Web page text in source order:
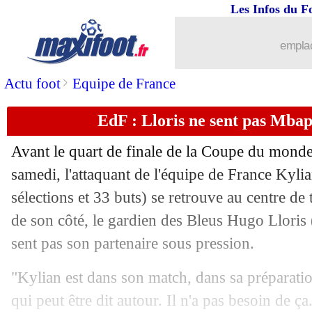
Actu foot> Equipe de France
Les Infos du
EdF : Lloris ne sent pas
Avant le quart de finale de la Coupe du
samedi, l'attaquant de l'équipe de France
sélections et 33 buts) se retrouve au centre
de son côté, le gardien des Bleus Hugo
sent pas son partenaire sous pression.
"Kylian est dans son match, dans sa
qui peut être dit autour. Il n'a pas besoin de
: France-Angleterre, l'analyse
09/12 Maroc: Bounou, les jolis mots de
09/12 Portugal: Ronaldo, Félix refuse de
Belgique: Kompany remercie
09/12 PSG: traité de taupe, Rothen répond
09/12 Brésil: Kaká s'en prend aux fans
09/12 CdM : Croatie-Brésil, les compos
09/12 Portugal : Ronaldo, Ancelotti monte